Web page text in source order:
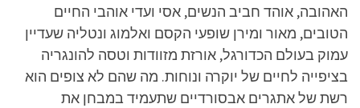
האהובה, אוהד חביב הנשים, אסי ועדי אוהבי החיים
הטובים, מאור ומירן שופעי הקסם ואלמוג ונטליה שעדיין
עמוק בעולם הכדורגל, אורזת מזוודות וטסה להונגריה
בציפייה לחיים של יוקרה ונוחות. מה שהם לא צופים הוא
רשת של אתגרים אבסורדיים שתעמיד במבחן את